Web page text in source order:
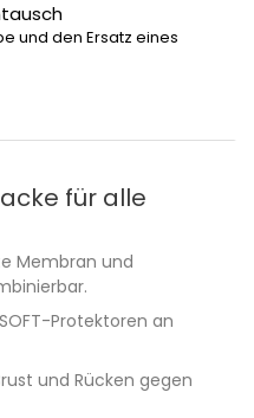
und den Ersatz eines
für alle
Membran und
Protektoren an
und Rücken gegen